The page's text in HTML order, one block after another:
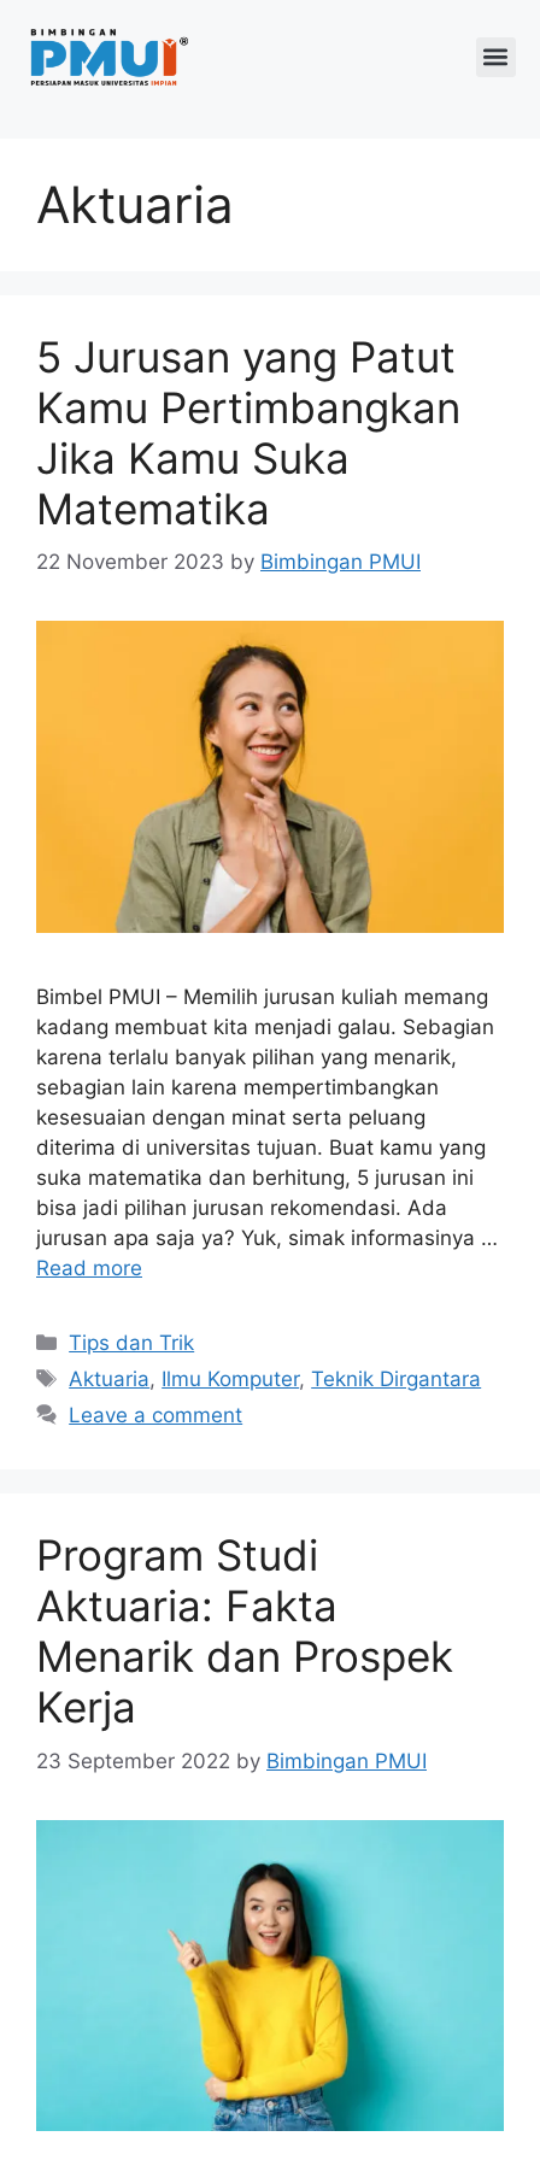
Aktuaria
5 Jurusan yang Patut
Kamu Pertimbangkan
Jika Kamu Suka
Matematika
22 November 2023 by Bimbingan PMUI
Bimbel PMUI – Memilih jurusan kuliah memang
kadang membuat kita menjadi galau. Sebagian
karena terlalu banyak pilihan yang menarik,
sebagian lain karena mempertimbangkan
kesesuaian dengan minat serta peluang
diterima di universitas tujuan. Buat kamu yang
suka matematika dan berhitung, 5 jurusan ini
bisa jadi pilihan jurusan rekomendasi. Ada
jurusan apa saja ya? Yuk, simak informasinya …
Read more
Tips dan Trik
Aktuaria, Ilmu Komputer,Teknik Dirgantara
Leave a comment
Program Studi
Aktuaria: Fakta
Menarik dan Prospek
Kerja
23 September 2022 by Bimbingan PMUI